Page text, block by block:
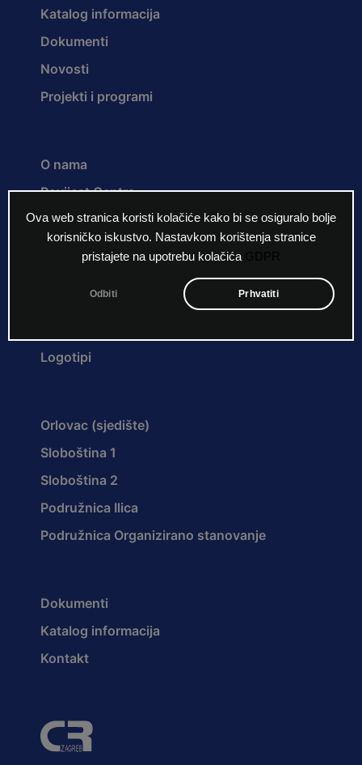
Ova web stranica koristi kolačiće kako bi se osiguralo bolje
korisničko iskustvo. Nastavkom korištenja stranice
pristajete na upotrebu kolačića
Odbiti Prhvatiti
Katalog informacija
Dokumenti
Novosti
Projekti i programi
O nama
Povijest Centra
Misija i vizija
Zapošljavanje
Logotipi
Orlovac (sjedište)
Sloboština 1
Sloboština 2
Podružnica Ilica
Podružnica Organizirano stanovanje
Dokumenti
Katalog informacija
Kontakt